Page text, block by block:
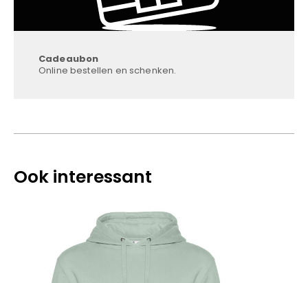
Cadeaubon
Online bestellen en schenken.
Ook interessant